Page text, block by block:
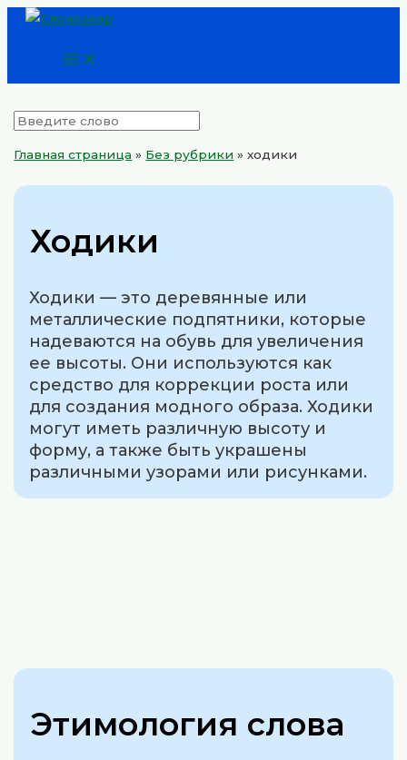
Перейти
содержимому
Main
Menu
Главная страница » Без рубрики »ходики
Ходики
Ходики — это деревянные или
металлические подпятники, которые
надеваются на обувь для увеличения
ее высоты. Они используются как
средство для коррекции роста или
для создания модного образа. Ходики
могут иметь различную высоту и
форму, а также быть украшены
различными узорами или рисунками.
Этимология слова